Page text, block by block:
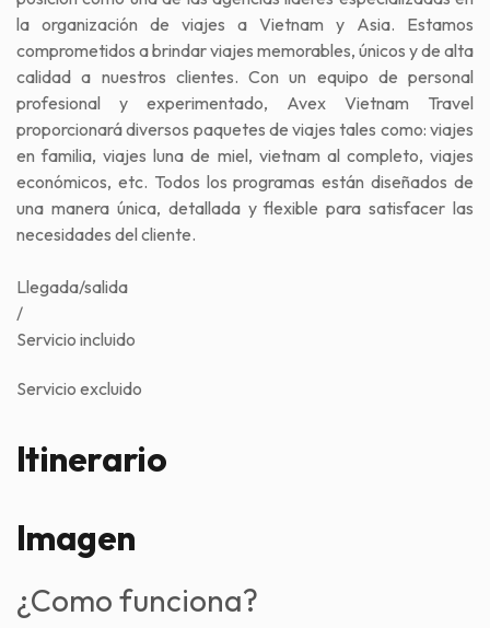
la organización de viajes a Vietnam y Asia. Estamos
comprometidos a brindar viajes memorables, únicos y de alta
calidad a nuestros clientes. Con un equipo de personal
profesional y experimentado, Avex Vietnam Travel
proporcionará diversos paquetes de viajes tales como: viajes
en familia, viajes luna de miel, vietnam al completo, viajes
económicos, etc. Todos los programas están diseñados de
una manera única, detallada y flexible para satisfacer las
necesidades del cliente.
Llegada/salida
/
Servicio incluido
Servicio excluido
Itinerario
Imagen
¿Como funciona?